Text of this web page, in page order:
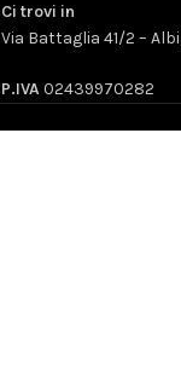
Ci trovi in
Via Battaglia 41/2 –
P.IVA 02439970282